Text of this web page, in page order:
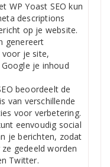
WP Yoast SEO kun
descriptions
op je website.
genereert
je site,
je inhoud
beoordeelt de
van verschillende
voor verbetering.
eenvoudig social
je berichten, zodat
gedeeld worden
Twitter.